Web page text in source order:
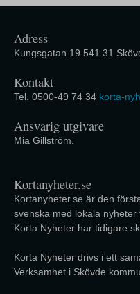
Adress
Kungsgatan 19 541 31
Kontakt
Tel. 0500-49 74 34 korta-
Ansvarig utgivare
Mia Gillström.
Kortanyheter.se
Kortanyheter.se är den
svenska med lokala nyheter
Korta Nyheter har tidigare
Korta Nyheter drivs i ett
Verksamhet i Skövde